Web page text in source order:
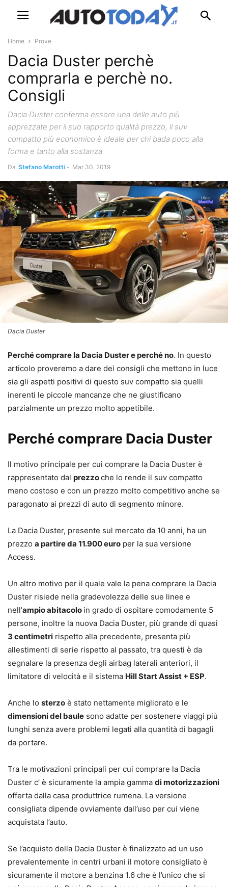
Home Prove
Dacia Duster perchè
comprarla e perchè no.
Consigli
Dacia Duster conferma essere una delle auto più
apprezzate per il suo rapporto qualità prezzo, il suv
compatto più economico è ideale per chi bada poco alla
forma e tanto alla sostanza
Da Stefano Marotti - Mar 30, 2019
Dacia Duster
Perché comprare la Dacia Duster e perché no. In questo
articolo proveremo a dare dei consigli che mettono in luce
sia gli aspetti positivi di questo suv compatto sia quelli
inerenti le piccole mancanze che ne giustificano
parzialmente un prezzo molto appetibile.
Perché comprare Dacia Duster
Il motivo principale per cui comprare la Dacia Duster è
rappresentato dal prezzoche lo rende il suv compatto
meno costoso e con un prezzo molto competitivo anche se
paragonato ai prezzi di auto di segmento minore.
La Dacia Duster, presente sul mercato da 10 anni, ha un
prezzo a partire da 11.900 euro per la sua versione
Access.
Un altro motivo per il quale vale la pena comprare la Dacia
Duster risiede nella gradevolezza delle sue linee e
nell’ampio abitacolo in grado di ospitare comodamente 5
persone, inoltre la nuova Dacia Duster, più grande di quasi
3 centimetri rispetto alla precedente, presenta più
allestimenti di serie rispetto al passato, tra questi è da
segnalare la presenza degli airbag laterali anteriori, il
limitatore di velocità e il sistema Hill Start Assist + ESP.
Anche lo sterzo è stato nettamente migliorato e le
dimensioni del baule sono adatte per sostenere viaggi più
lunghi senza avere problemi legati alla quantità di bagagli
da portare.
Tra le motivazioni principali per cui comprare la Dacia
Duster c’ è sicuramente la ampia gamma di motorizzazioni
offerta dalla casa produttrice rumena. La versione
consigliata dipende ovviamente dall’uso per cui viene
acquistata l’auto.
Se l’acquisto della Dacia Duster è finalizzato ad un uso
prevalentemente in centri urbani il motore consigliato è
sicuramente il motore a benzina 1.6 che è l’unico che si